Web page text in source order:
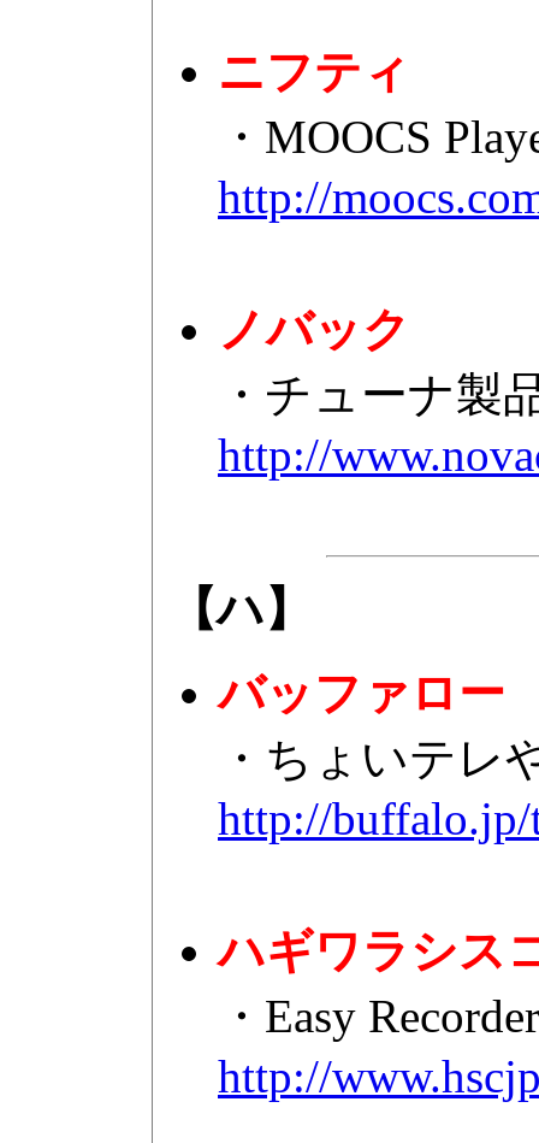
ニフティ
・MOOCS
http://
ノバック
・チューナ製
http://
【ハ】
バッファロー
・ちょいテレ
http://
ハギワラシス
・Easy
http://